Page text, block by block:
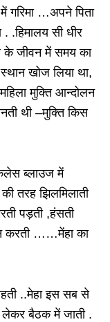
गरिमा …अपने पिता
.हिमालय सी धीर
के जीवन में समय का
खोज लिया था,
मुक्ति आन्दोलन
थी –मुक्ति किस
ब्लाउज में
तरह झिलमिलाती
पड़ती ,हंसती
करती ……मेंहा का
..मेहा इस सब से
बैठक में जाती .